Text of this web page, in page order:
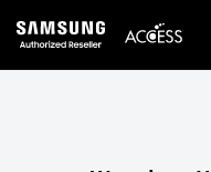
Warning : Attempt to read property "slug" on
company.com/public_html/ss/wp-content/